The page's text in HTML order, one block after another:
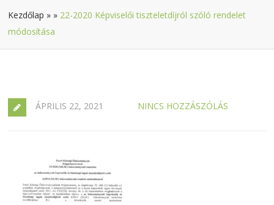
Kezdőlap » » 22-2020 Képviselői tiszteletdíjról szóló rendelet
módosítása
ÁPRILIS 22, 2021 NINCS HOZZÁSZÓLÁS